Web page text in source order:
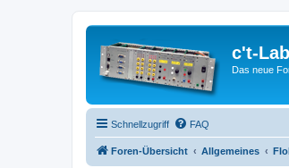
c't-Lab
Das neue
Schnellzugriff FAQ
Foren-Übersicht Allgemeines